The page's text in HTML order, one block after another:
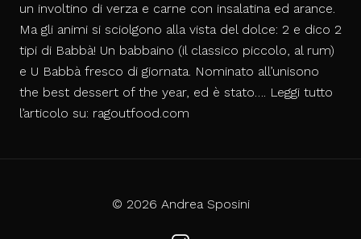
un involtino di verza e carne con insalatina ed arance.
Ma gli animi si sciolgono alla vista del dolce: 2 e dico 2
tipi di Babbà! Un babbaino (il classico piccolo, al rum)
e U Babbàfresco di giornata. Nominato all’unisono
the best dessert of the year, ed è stato…. Leggi tutto
l’articolo su: ragoutfood.com
© 2026 Andrea Sposini